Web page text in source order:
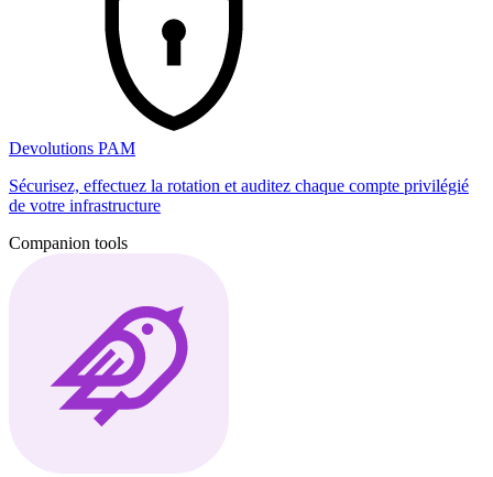
Devolutions PAM
Sécurisez, effectuez la rotation et auditez chaque compte privilégié
de votre infrastructure
Companion tools